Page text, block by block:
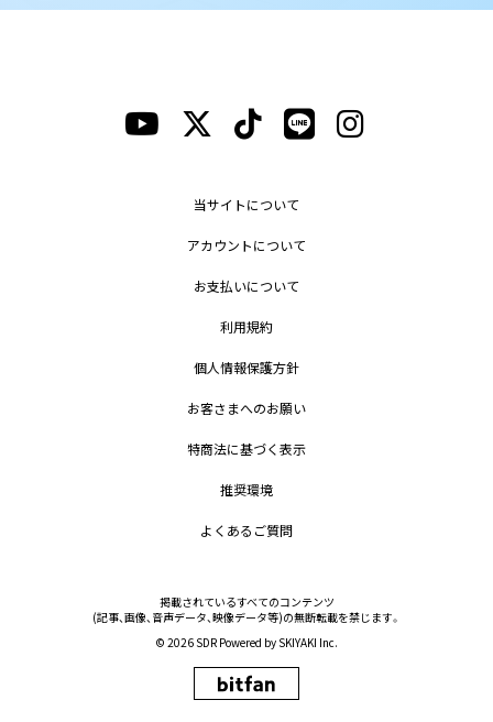
当サイトについて
アカウントについて
お支払いについて
利用規約
個人情報保護方針
お客さまへのお願い
特商法に基づく表示
推奨環境
よくあるご質問
掲載されているすべてのコンテンツ
(記事、画像、音声データ、映像データ等)の無断転載を禁じます。
© 2026 SDR Powered by SKIYAKI Inc.